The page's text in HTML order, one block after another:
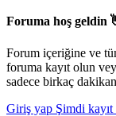
Foruma hoş geldin
Forum içeriğine ve
foruma kayıt olun
sadece birkaç
Giriş yap Şimdi kayıt